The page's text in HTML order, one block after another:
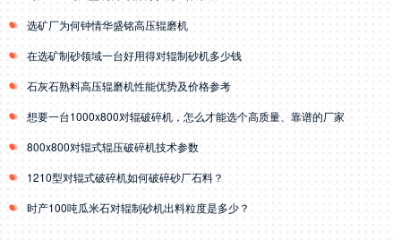
选矿厂为何钟情华盛铭高压辊磨机
在选矿制砂领域一台好用得对辊制砂机多少钱
石灰石熟料高压辊磨机性能优势及价格参考
想要一台1000x800对辊破碎机，怎么才能选个高质量、靠谱的厂家
800x800对辊式辊压破碎机技术参数
1210型对辊式破碎机如何破碎砂厂石料？
时产100吨瓜米石对辊制砂机出料粒度是多少？